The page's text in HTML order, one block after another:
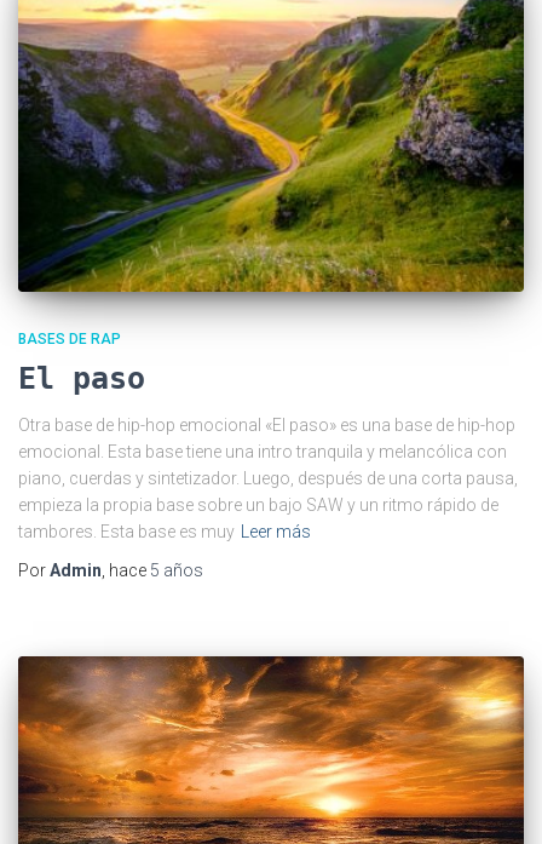
BASES DE RAP
El paso
Otra base de hip-hop emocional «El paso» es una base de hip-hop
emocional. Esta base tiene una intro tranquila y melancólica con
piano, cuerdas y sintetizador. Luego, después de una corta pausa,
empieza la propia base sobre un bajo SAW y un ritmo rápido de
tambores. Esta base es muy Leer más
PorAdmin, hace 5 años